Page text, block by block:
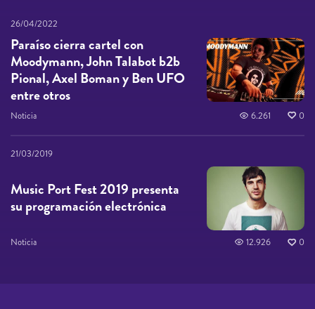
26/04/2022
Paraíso cierra cartel con
Moodymann, John Talabot b2b
Pional, Axel Boman y Ben UFO
entre otros
Noticia 6.261 0
21/03/2019
Music Port Fest 2019 presenta
su programación electrónica
Noticia 12.926 0